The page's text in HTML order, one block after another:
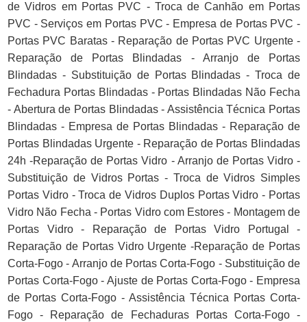
de Vidros em Portas PVC - Troca de Canhão em Portas
PVC - Serviços em Portas PVC - Empresa de Portas PVC -
Portas PVC Baratas - Reparação de Portas PVC Urgente -
Reparação de Portas Blindadas - Arranjo de Portas
Blindadas - Substituição de Portas Blindadas - Troca de
Fechadura Portas Blindadas - Portas Blindadas Não Fecha
- Abertura de Portas Blindadas - Assistência Técnica Portas
Blindadas - Empresa de Portas Blindadas - Reparação de
Portas Blindadas Urgente - Reparação de Portas Blindadas
24h -Reparação de Portas Vidro - Arranjo de Portas Vidro -
Substituição de Vidros Portas - Troca de Vidros Simples
Portas Vidro - Troca de Vidros Duplos Portas Vidro - Portas
Vidro Não Fecha - Portas Vidro com Estores - Montagem de
Portas Vidro - Reparação de Portas Vidro Portugal -
Reparação de Portas Vidro Urgente -Reparação de Portas
Corta-Fogo - Arranjo de Portas Corta-Fogo - Substituição de
Portas Corta-Fogo - Ajuste de Portas Corta-Fogo - Empresa
de Portas Corta-Fogo - Assistência Técnica Portas Corta-
Fogo - Reparação de Fechaduras Portas Corta-Fogo -